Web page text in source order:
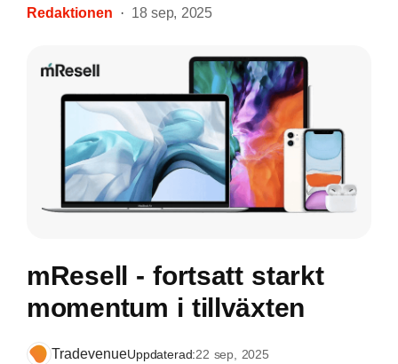
Redaktionen 18 sep, 2025
mResell - fortsatt starkt
momentum i tillväxten
TradevenueUppdaterad:22 sep, 2025